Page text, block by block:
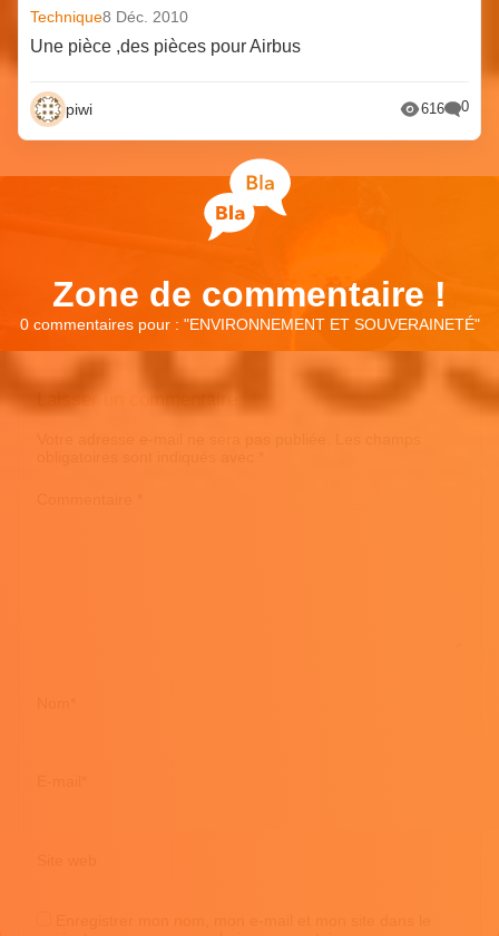
Technique8 Déc. 2010
Une pièce ,des pièces pour Airbus
piwi 616 0
Zone de commentaire !
0 commentaires pour : "ENVIRONNEMENT ET SOUVERAINETÉ"
Laisser un commentaire